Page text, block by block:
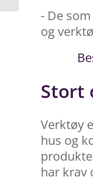
- De
og
Stort
Verktøy
hus og
har krav